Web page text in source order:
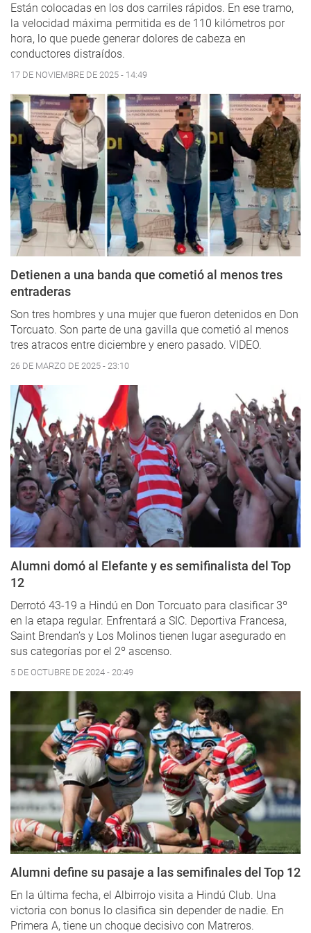
Están colocadas en los dos carriles rápidos. En ese tramo,
la velocidad máxima permitida es de 110 kilómetros por
hora, lo que puede generar dolores de cabeza en
conductores distraídos.
17 DE NOVIEMBRE DE 2025 - 14:49
Detienen a una banda que cometió al menos tres
entraderas
Son tres hombres y una mujer que fueron detenidos en Don
Torcuato. Son parte de una gavilla que cometió al menos
tres atracos entre diciembre y enero pasado. VIDEO.
26 DE MARZO DE 2025 - 23:10
Alumni domó al Elefante y es semifinalista del Top
12
Derrotó 43-19 a Hindú en Don Torcuato para clasificar 3º
en la etapa regular. Enfrentará a SIC. Deportiva Francesa,
Saint Brendan’s y Los Molinos tienen lugar asegurado en
sus categorías por el 2º ascenso.
5 DE OCTUBRE DE 2024 - 20:49
Alumni define su pasaje a las semifinales del Top 12
En la última fecha, el Albirrojo visita a Hindú Club. Una
victoria con bonus lo clasifica sin depender de nadie. En
Primera A, tiene un choque decisivo con Matreros.